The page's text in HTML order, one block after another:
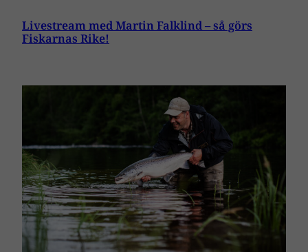
Livestream med Martin Falklind – så görs
Fiskarnas Rike!